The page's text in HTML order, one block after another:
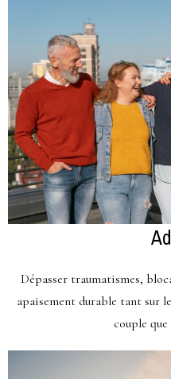
Dépasser traumatismes,
apaisement durable tant sur
couple